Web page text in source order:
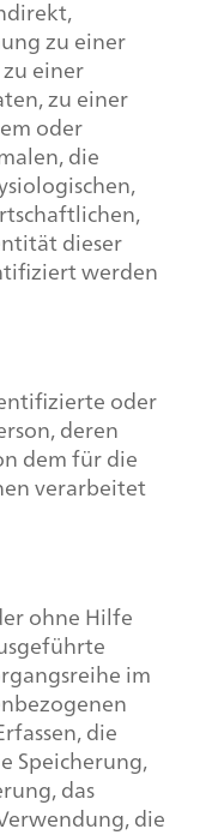
zu einer
einer
zu einer
oder
die
dieser
werden
oder
deren
dem für die
verarbeitet
ohne Hilfe
im
die
Speicherung,
das
die